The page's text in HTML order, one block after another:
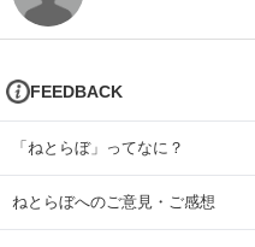
FEEDBACK
「ねとらぼ」ってなに？
ねとらぼへのご意見・ご感想